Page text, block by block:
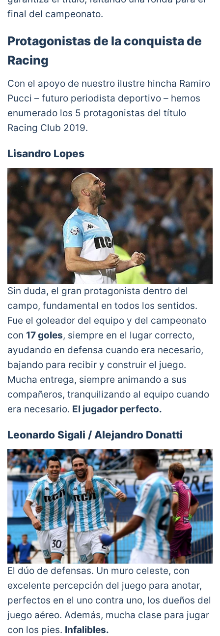
final del campeonato.
Protagonistas de la conquista de
Racing
Con el apoyo de nuestro ilustre hincha Ramiro
Pucci – futuro periodista deportivo – hemos
enumerado los 5 protagonistas del título
Racing Club 2019.
Lisandro Lopes
Sin duda, el gran protagonista dentro del
campo, fundamental en todos los sentidos.
Fue el goleador del equipo y del campeonato
con 17 goles, siempre en el lugar correcto,
ayudando en defensa cuando era necesario,
bajando para recibir y construir el juego.
Mucha entrega, siempre animando a sus
compañeros, tranquilizando al equipo cuando
era necesario. El jugador perfecto.
Leonardo Sigali / Alejandro Donatti
El dúo de defensas. Un muro celeste, con
excelente percepción del juego para anotar,
perfectos en el uno contra uno, los dueños del
juego aéreo. Además, mucha clase para jugar
con los pies. Infalibles.